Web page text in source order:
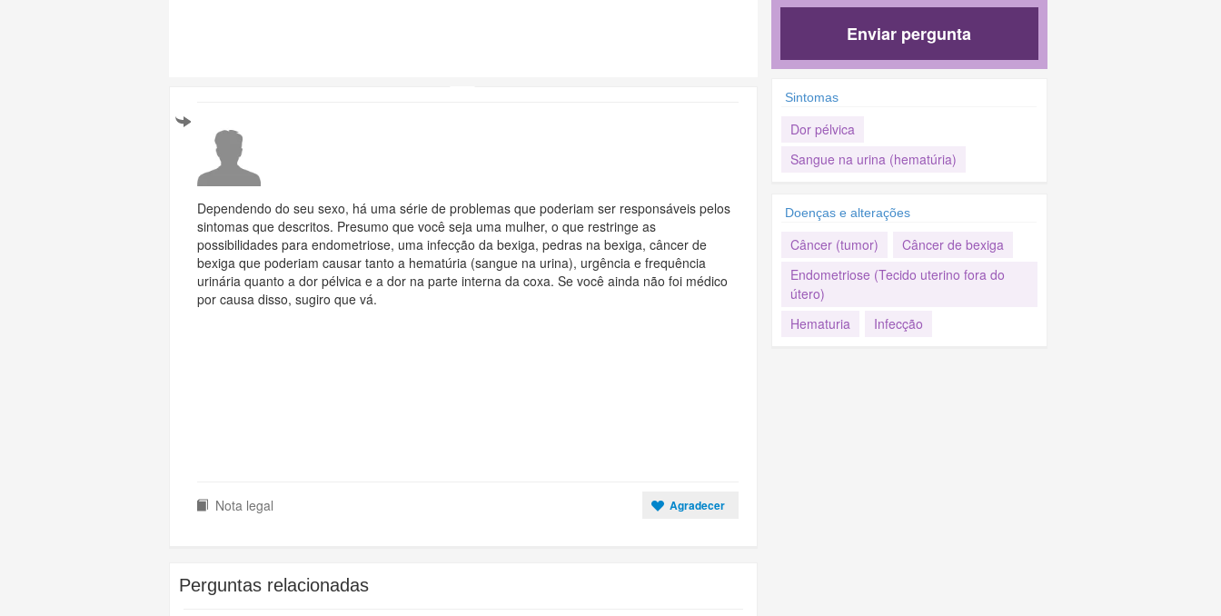
Dependendo do seu sexo, há uma série de problemas que poderiam ser responsáveis pelos
sintomas que descritos. Presumo que você seja uma mulher, o que restringe as
possibilidades para endometriose, uma infecção da bexiga, pedras na bexiga, câncer de
bexiga que poderiam causar tanto a hematúria (sangue na urina), urgência e frequência
urinária quanto a dor pélvica e a dor na parte interna da coxa. Se você ainda não foi médico
por causa disso, sugiro que vá.
Nota legal Agradecer
Perguntas relacionadas
Enviar pergunta
Sintomas
Dor pélvica
Sangue na urina (hematúria)
Doenças e alterações
Câncer (tumor)
Câncer de bexiga
Endometriose (Tecido uterino fora do
útero)
Hematuria
Infecção